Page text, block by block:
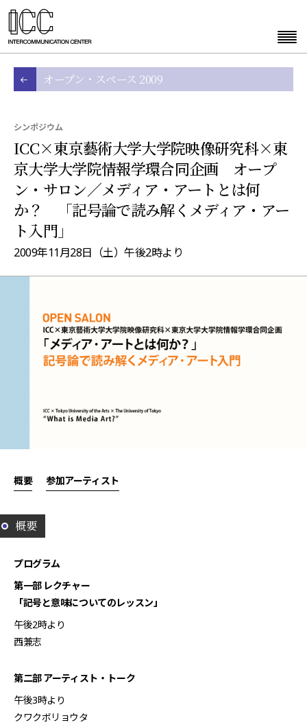
オープン・スペース 2009
シンポジウム
ICC×東京藝術大学大学院映像研究科×東
京大学大学院情報学環合同企画 オープ
ン・サロン／メディア・アートとは何
か？ 「記号論で読み解くメディア・アー
ト入門」
2009年11月28日（土）午後2時より
概要 参加アーティスト
概要
プログラム
第一部 レクチャー
「記号と意味についてのレッスン」
午後2時より
西兼志
第二部 アーティスト・トーク
午後3時より
クワクボリョウタ